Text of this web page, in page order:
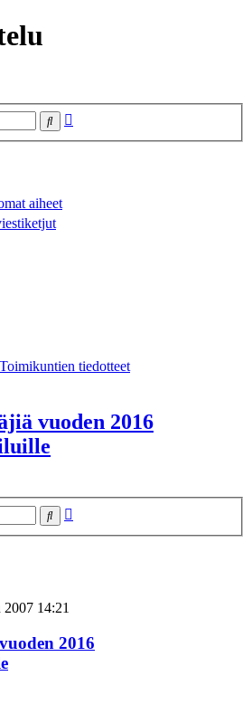
Etsi
aiheet
Toimikuntien tiedotteet
vuoden 2016
Etsi
2007 14:21
2016